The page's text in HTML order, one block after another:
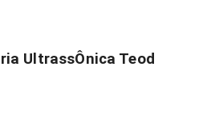
UltrassÔnica Teod